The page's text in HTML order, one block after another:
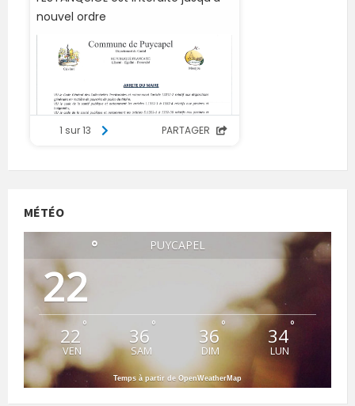
MÉTÉO
PUYCAPEL
22
°
22 °
VEN
36 °
SAM
36°
DIM
34°
LUN
Temps à partir de OpenWeatherMap